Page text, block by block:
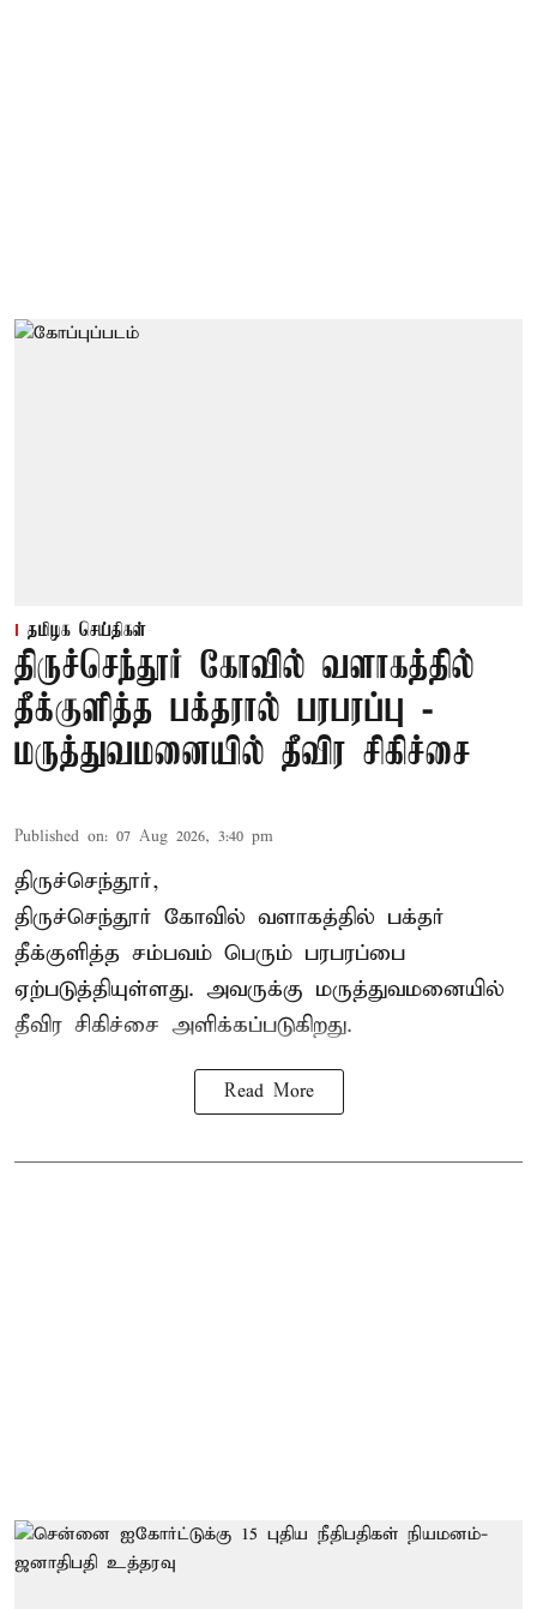
தமிழக செய்திகள்
திருச்செந்தூர் கோவில் வளாகத்தில்
தீக்குளித்த பக்தரால் பரபரப்பு -
மருத்துவமனையில் தீவிர சிகிச்சை
Published on: 07 Aug 2026, 3:40 pm
திருச்செந்தூர்,
திருச்செந்தூர் கோவில் வளாகத்தில் பக்தர்
தீக்குளித்த சம்பவம் பெரும் பரபரப்பை
ஏற்படுத்தியுள்ளது. அவருக்கு மருத்துவமனையில்
தீவிர சிகிச்சை அளிக்கப்படுகிறது.
Read More